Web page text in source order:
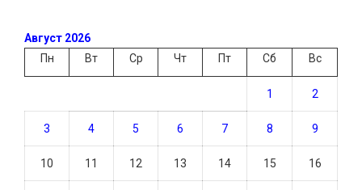
Август 2026
Пн
Вт Ср Чт Пт Сб Вс
1 2
3 4 5 6 7 8 9
10 11 12 13 14 15 16